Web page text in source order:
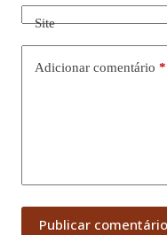
Site
Adicionar comentário *
Publicar comentário